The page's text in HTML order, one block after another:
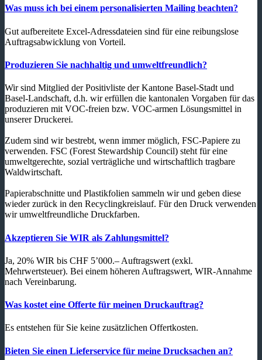
Was muss ich bei einem personalisierten Mailing beachten?
Gut aufbereitete Excel-Adressdateien sind für eine reibungslose
Auftragsabwicklung von Vorteil.
Produzieren Sie nachhaltig und umweltfreundlich?
Wir sind Mitglied der Positivliste der Kantone Basel-Stadt und
Basel-Landschaft, d.h. wir erfüllen die kantonalen Vorgaben für das
produzieren mit VOC-freien bzw. VOC-armen Lösungsmittel in
unserer Druckerei.
Zudem sind wir bestrebt, wenn immer möglich, FSC-Papiere zu
verwenden. FSC (Forest Stewardship Council) steht für eine
umweltgerechte, sozial verträgliche und wirtschaftlich tragbare
Waldwirtschaft.
Papierabschnitte und Plastikfolien sammeln wir und geben diese
wieder zurück in den Recyclingkreislauf. Für den Druck verwenden
wir umweltfreundliche Druckfarben.
Akzeptieren Sie WIR als Zahlungsmittel?
Ja, 20% WIR bis CHF 5’000.– Auftragswert (exkl.
Mehrwertsteuer). Bei einem höheren Auftragswert, WIR-Annahme
nach Vereinbarung.
Was kostet eine Offerte für meinen Druckauftrag?
Es entstehen für Sie keine zusätzlichen Offertkosten.
Bieten Sie einen Lieferservice für meine Drucksachen an?